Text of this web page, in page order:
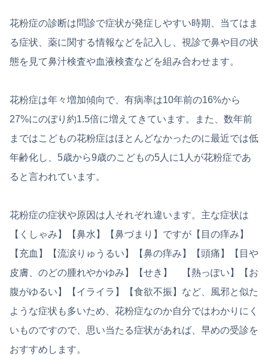
花粉症の診断は問診で症状が発症しやすい時期、当てはま
る症状、薬に関する情報などを記入し、視診で鼻や目の状
態を見て鼻汁検査や血液検査などを組み合わせます。
花粉症は年々増加傾向で、有病率は10年前の16%から
27%にのぼり約1.5倍に増えてきています。また、数年前
まではこどもの花粉症はほとんどなかったのに最近では低
年齢化し、5歳から9歳のこどもの5人に1人が花粉症であ
ると言われています。
花粉症の症状や原因は人それぞれ違います。主な症状は
【くしゃみ】【鼻水】【鼻づまり】ですが【目の痒み】
【充血】【流涙りゅうるい】【鼻の痒み】【頭痛】【目や
皮膚、のどの腫れやかゆみ】【せき】 【熱っぽい】【お
腹がゆるい】【イライラ】【食欲不振】など、風邪と似た
ような症状も多いため、花粉症なのか自分ではわかりにく
いものですので、思い当たる症状があれば、早めの受診を
おすすめします。